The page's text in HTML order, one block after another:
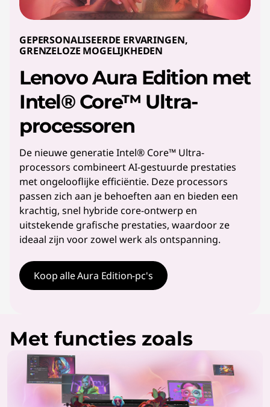
GEPERSONALISEERDE ERVARINGEN,
GRENZELOZE MOGELIJKHEDEN
Lenovo Aura Edition met
Intel® Core™ Ultra-
processoren
De nieuwe generatie Intel® Core™ Ultra-
processors combineert AI-gestuurde prestaties
met ongelooflijke efficiëntie. Deze processors
passen zich aan je behoeften aan en bieden een
krachtig, snel hybride core-ontwerp en
uitstekende grafische prestaties, waardoor ze
ideaal zijn voor zowel werk als ontspanning.
Koop alle Aura Edition-pc's
Met functies zoals